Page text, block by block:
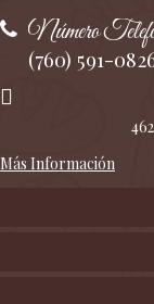
Número
(760) 591-
Más Información